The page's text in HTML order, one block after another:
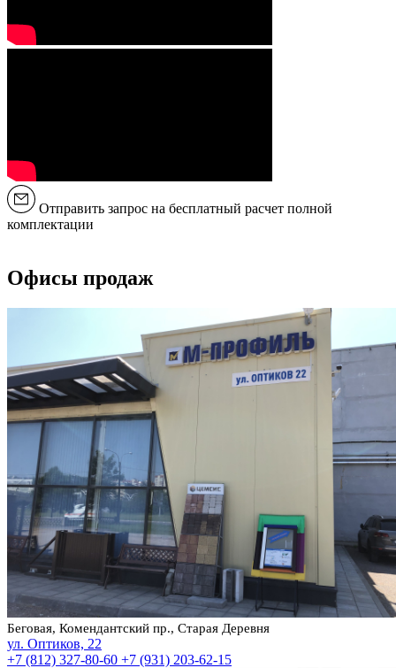
Отправить запрос на бесплатный расчет полной
комплектации
Офисы продаж
Беговая, Комендантский пр., Старая Деревня
ул. Оптиков, 22
+7 (812) 327-80-60 +7 (931) 203-62-15